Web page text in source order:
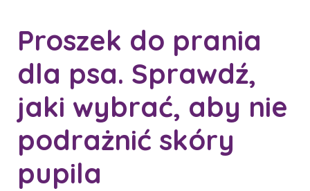
Proszek do prania
dla psa. Sprawdź,
jaki wybrać, aby nie
podrażnić skóry
pupila